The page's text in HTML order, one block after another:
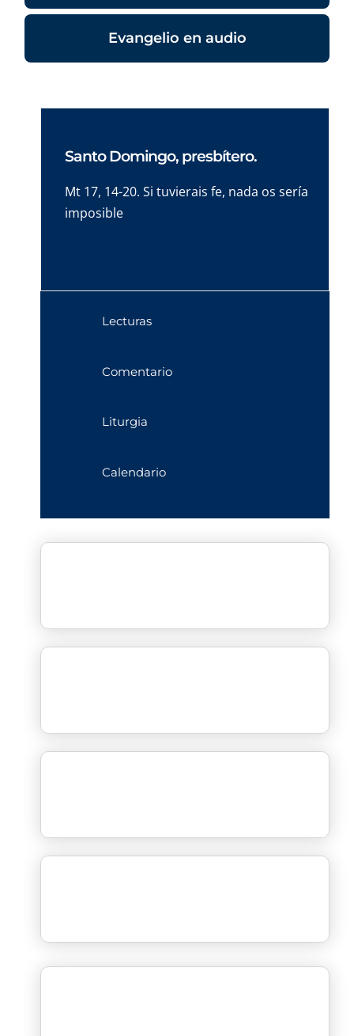
Evangelio en audio
Santo Domingo, presbítero.
Mt 17, 14-20. Si tuvierais fe, nada os sería
imposible
Lecturas
Comentario
Liturgia
Calendario